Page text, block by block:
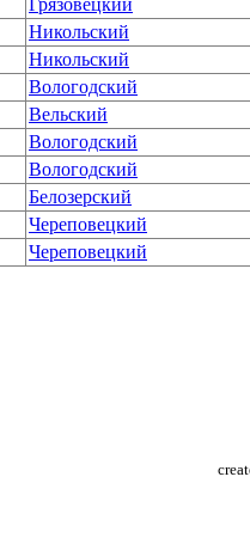
Грязовецкий
Никольский
Никольский
Вологодский
Вельский
Вологодский
Вологодский
Белозерский
Череповецкий
Череповецкий